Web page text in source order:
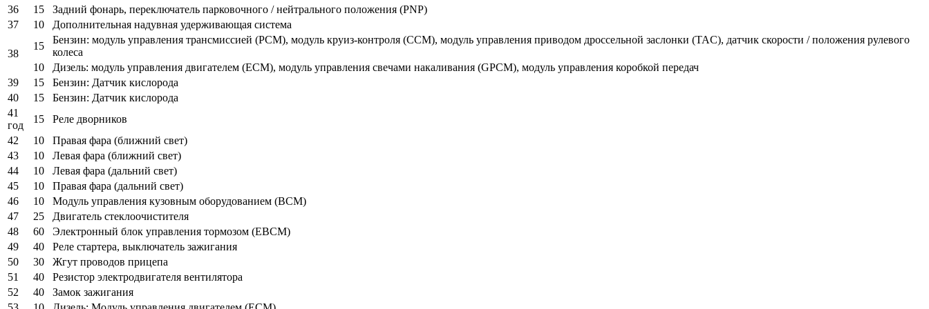
36
15
Задний фонарь, переключатель парковочного / нейтрального положения (PNP)
37
10 Дополнительная надувная удерживающая система
38
15
Бензин: модуль управления трансмиссией (PCM), модуль круиз-контроля (CCM), модуль управления приводом дроссельной заслонки (TAC), датчик скорости / положения рулевого
колеса
10
Дизель: модуль управления двигателем (ECM), модуль управления свечами накаливания (GPCM), модуль управления коробкой передач
39
15
Бензин: Датчик кислорода
40
15
Бензин: Датчик кислорода
41
год
15
Реле дворников
42
10
Правая фара (ближний свет)
43
10
Левая фара (ближний свет)
44
10
Левая фара (дальний свет)
45
10
Правая фара (дальний свет)
46
10
Модуль управления кузовным оборудованием (BCM)
47
25
Двигатель стеклоочистителя
48
60
Электронный блок управления тормозом (EBCM)
49
40
Реле стартера, выключатель зажигания
50
30
Жгут проводов прицепа
51
40
Резистор электродвигателя вентилятора
52
40
Замок зажигания